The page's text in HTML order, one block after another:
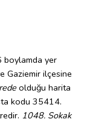
yer
Gaziemir ilçesine
olduğu harita
kodu 35414.
1048. Sokak